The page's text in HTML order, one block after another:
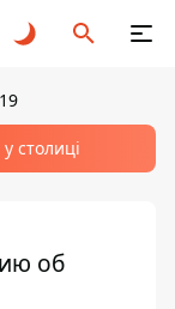
столиці
об